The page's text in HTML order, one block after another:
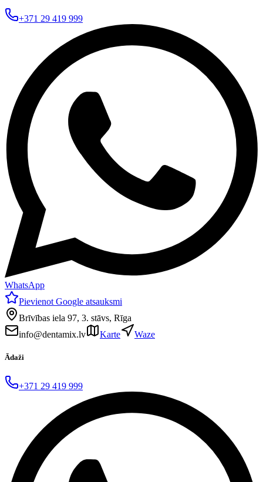
+371 29 419 999
WhatsApp
Pievienot Google atsauksmi
Brīvības iela 97, 3. stāvs, Rīga
info@dentamix.lv
Karte Waze
Ādaži
+371 29 419 999